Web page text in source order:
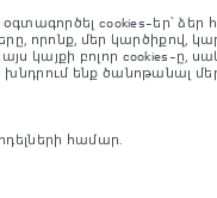
Abbey Road, Whitley, Coventry
tests and these figures are
and prices.
վառելիքով և օգտակար
բնութագրերի
օգտագործել cookies-եր՝
որոնք, մեր կարծիքով,
կայքի բոլոր cookies-
ենք ծանոթանալ
համար.